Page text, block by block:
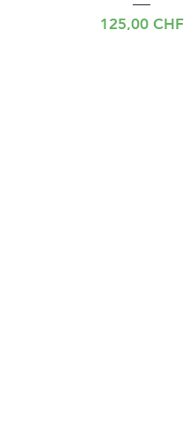
Preis
125,00 CHF